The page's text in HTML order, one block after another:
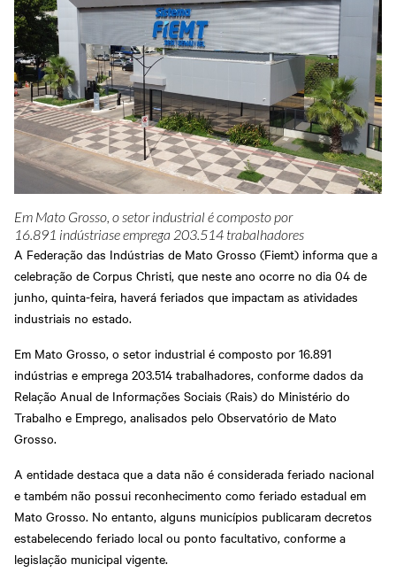
Em Mato Grosso, o setor industrial é composto por
16.891 indústriase emprega 203.514 trabalhadores
A Federação das Indústrias de Mato Grosso (Fiemt) informa que a
celebração de Corpus Christi, que neste ano ocorre no dia 04 de
junho, quinta-feira, haverá feriados que impactam as atividades
industriais no estado.
Em Mato Grosso, o setor industrial é composto por 16.891
indústrias e emprega 203.514 trabalhadores, conforme dados da
Relação Anual de Informações Sociais (Rais) do Ministério do
Trabalho e Emprego, analisados pelo Observatório de Mato
Grosso.
A entidade destaca que a data não é considerada feriado nacional
e também não possui reconhecimento como feriado estadual em
Mato Grosso. No entanto, alguns municípios publicaram decretos
estabelecendo feriado local ou ponto facultativo, conforme a
legislação municipal vigente.